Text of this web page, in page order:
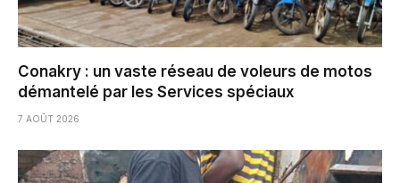
Conakry : un vaste réseau de voleurs de motos
démantelé par les Services spéciaux
7 AOÛT 2026